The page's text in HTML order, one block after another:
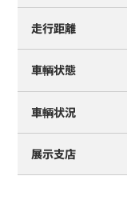
走行距離
車輌状態
車輌状況
展示支店